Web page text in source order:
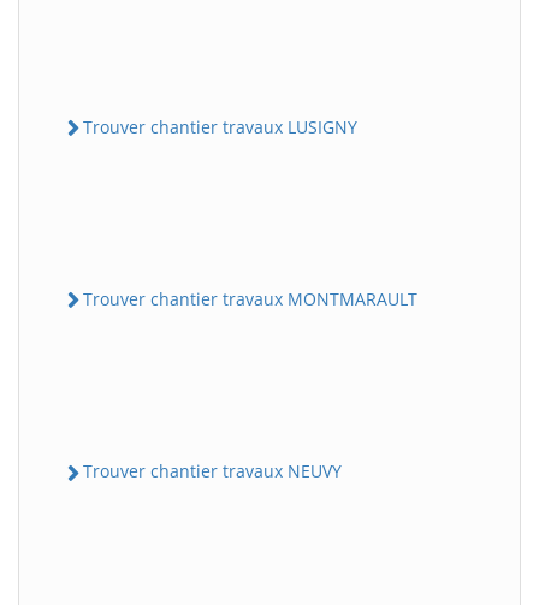
Trouver chantier travaux LUSIGNY
Trouver chantier travaux MONTMARAULT
Trouver chantier travaux NEUVY